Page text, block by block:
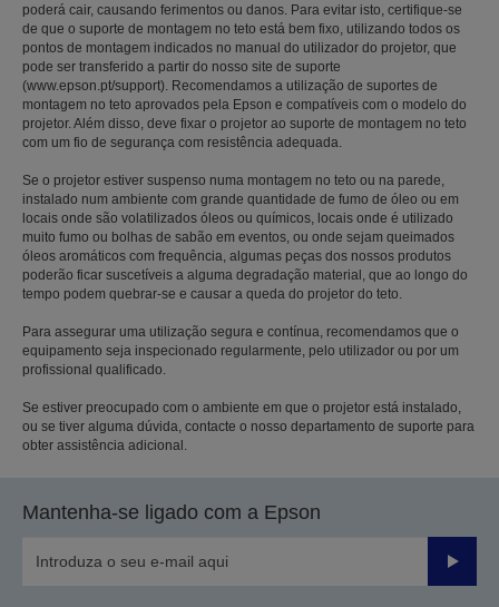
poderá cair, causando ferimentos ou danos. Para evitar isto, certifique-se
de que o suporte de montagem no teto está bem fixo, utilizando todos os
pontos de montagem indicados no manual do utilizador do projetor, que
pode ser transferido a partir do nosso site de suporte
(www.epson.pt/support). Recomendamos a utilização de suportes de
montagem no teto aprovados pela Epson e compatíveis com o modelo do
projetor. Além disso, deve fixar o projetor ao suporte de montagem no teto
com um fio de segurança com resistência adequada.
Se o projetor estiver suspenso numa montagem no teto ou na parede,
instalado num ambiente com grande quantidade de fumo de óleo ou em
locais onde são volatilizados óleos ou químicos, locais onde é utilizado
muito fumo ou bolhas de sabão em eventos, ou onde sejam queimados
óleos aromáticos com frequência, algumas peças dos nossos produtos
poderão ficar suscetíveis a alguma degradação material, que ao longo do
tempo podem quebrar-se e causar a queda do projetor do teto.
Para assegurar uma utilização segura e contínua, recomendamos que o
equipamento seja inspecionado regularmente, pelo utilizador ou por um
profissional qualificado.
Se estiver preocupado com o ambiente em que o projetor está instalado,
ou se tiver alguma dúvida, contacte o nosso departamento de suporte para
obter assistência adicional.
Mantenha-se ligado com a Epson
Enviar